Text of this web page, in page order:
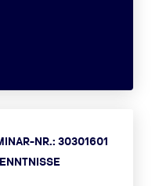
NR.: 30301601